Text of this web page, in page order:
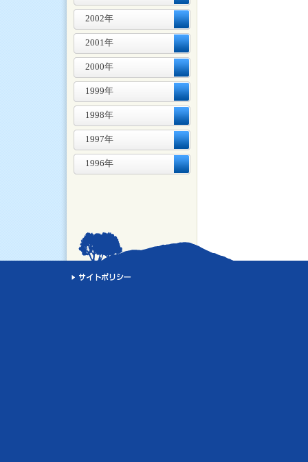
2002年
2001年
2000年
1999年
1998年
1997年
1996年